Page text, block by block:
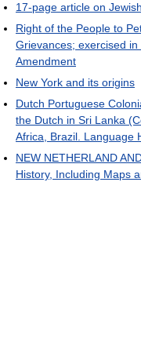
17-page article on
Right of the People to
Grievances; exercised
Amendment
New York and its origins
Dutch Portuguese
the Dutch in Sri Lanka
Africa, Brazil. Language
NEW NETHERLAND
History, Including Maps